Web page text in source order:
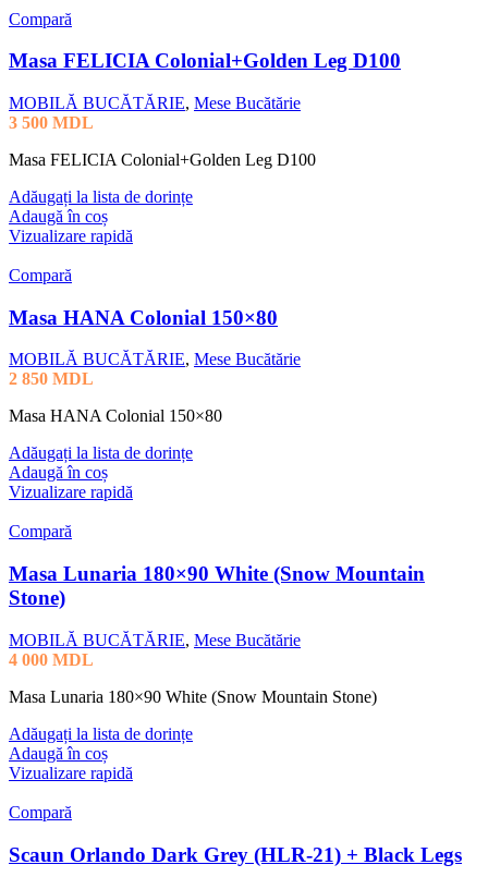
Compară
Masa FELICIA Colonial+Golden Leg D100
MOBILĂ BUCĂTĂRIE, Mese Bucătărie
3 500 MDL
Masa FELICIA Colonial+Golden Leg D100
Adăugați la lista de dorințe
Adaugă în coș
Vizualizare rapidă
Compară
Masa HANA Colonial 150×80
MOBILĂ BUCĂTĂRIE, Mese Bucătărie
2 850 MDL
Masa HANA Colonial 150×80
Adăugați la lista de dorințe
Adaugă în coș
Vizualizare rapidă
Compară
Masa Lunaria 180×90 White (Snow Mountain
Stone)
MOBILĂ BUCĂTĂRIE, Mese Bucătărie
4 000 MDL
Masa Lunaria 180×90 White (Snow Mountain Stone)
Adăugați la lista de dorințe
Adaugă în coș
Vizualizare rapidă
Compară
Scaun Orlando Dark Grey (HLR-21) + Black Legs